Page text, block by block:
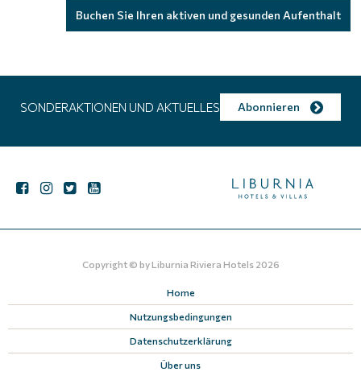
Buchen Sie Ihren aktiven und gesunden Aufenthalt
SONDERAKTIONEN UND AKTUELLES Abonnieren
Copyright © by Liburnia Riviera Hotels2026
Home
Nutzungsbedingungen
Datenschutzerklärung
Über uns